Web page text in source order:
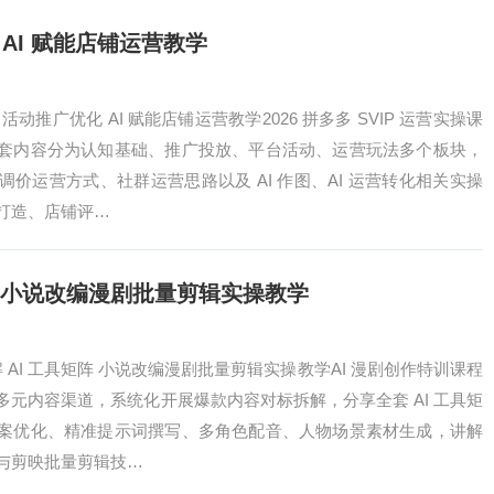
赋能店铺运营教学
动推广优化 AI 赋能店铺运营教学2026 拼多多 SVIP 运营实操课
内容分为认知基础、推广投放、平台活动、运营玩法多个板块，
价运营方式、社群运营思路以及 AI 作图、AI 运营转化相关实操
造、店铺评…
说改编漫剧批量剪辑实操教学
工具矩阵 小说改编漫剧批量剪辑实操教学AI 漫剧创作特训课程
元内容渠道，系统化开展爆款内容对标拆解，分享全套 AI 工具矩
优化、精准提示词撰写、多角色配音、人物场景素材生成，讲解
剪映批量剪辑技…